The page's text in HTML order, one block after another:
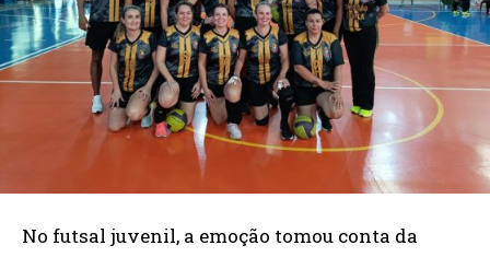
No futsal juvenil, a emoção tomou conta da